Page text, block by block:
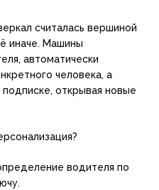
считалась вершиной
иначе. Машины
автоматически
человека, а
открывая новые
водителя по